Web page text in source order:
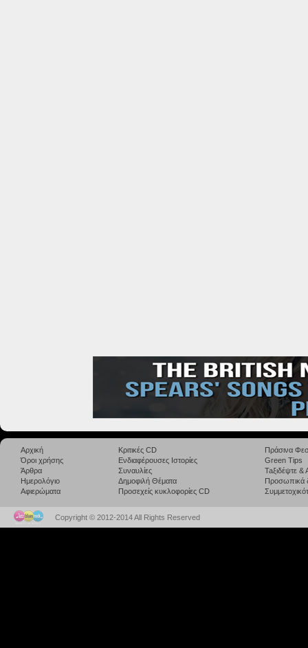
Αρχική
Όροι χρήσης
Άρθρα
Ημερολόγιο
Αφιερώματα
Κριτικές CD
Ενδιαφέρουσες Ιστορίες
Συναυλίες
Δημοφιλή Θέματα
Προσεχείς κυκλοφορίες CD
Πράσινα
Green Tips
Taξιδέψτε
Προσωπικά
Copyright © 2012-2014 All Rights Reserved